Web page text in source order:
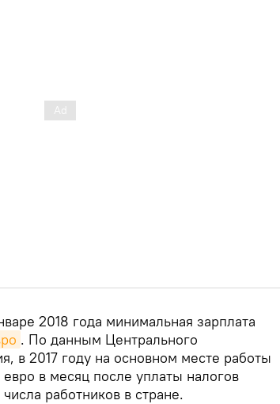
2018 года минимальная зарплата
. По данным Центрального
в 2017 году на основном месте работы
в месяц после уплаты налогов
работников в стране.